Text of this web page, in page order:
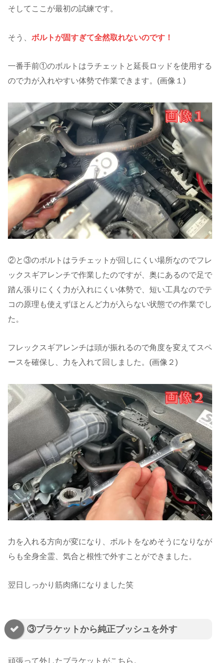
そしてここが最初の試練です。
そう、 ボルトが固すぎて全然取れないのです！
一番手前①のボルトはラチェットと延長ロッドを使用する
ので力が入れやすい体勢で作業できます。(画像１)
②と③のボルトはラチェットが回しにくい場所なのでフレ
ックスギアレンチで作業したのですが、奥にあるので足で
踏ん張りにくく力が入れにくい体勢で、短い工具なのでテ
コの原理も使えずほとんど力が入らない状態での作業でし
た。
フレックスギアレンチは頭が振れるので角度を変えてスペ
ースを確保し、力を入れて回しました。(画像２)
力を入れる方向が変になり、ボルトをなめそうになりなが
らも全身全霊、気合と根性で外すことができました。
翌日しっかり筋肉痛になりました笑
③ブラケットから純正ブッシュを外す
頑張って外したブラケットがこちら。